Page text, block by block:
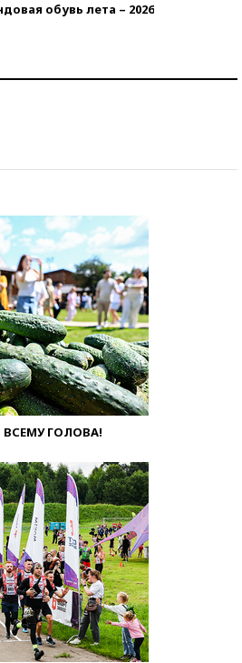
обувь лета – 2026
ВСЕМУ ГОЛОВА!